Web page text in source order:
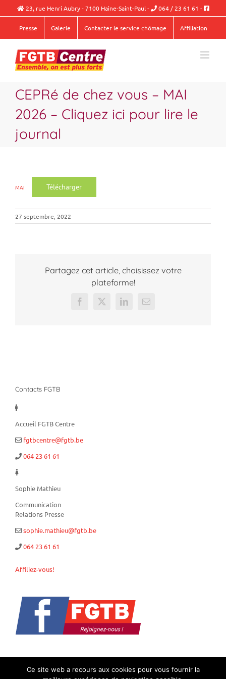
23, rue Henri Aubry - 7100 Haine-Saint-Paul- 064 / 23 61 61 -
Presse Galerie Contacter le service chômage Affiliation
CEPRé de chez vous – MAI
2026 – Cliquez ici pour lire le
journal
MAI Télécharger
27 septembre, 2022
Partagez cet article, choisissez votre
plateforme!
Facebook
X LinkedInEmail
Contacts FGTB
Accueil FGTB Centre
fgtbcentre@fgtb.be
064 23 61 61
Sophie Mathieu
Communication
Relations Presse
sophie.mathieu@fgtb.be
064 23 61 61
Affiliez-vous!
Ce site web a recours aux cookies pour vous fournir la